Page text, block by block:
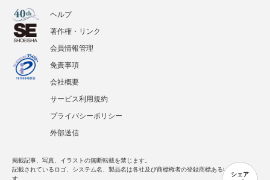
シェア
ヘルプ
著作権・リンク
会員情報管理
免責事項
会社概要
サービス利用規約
プライバシーポリシー
外部送信
掲載記事、写真、イラストの無断転載を禁じます。
記載されているロゴ、システム名、製品名は各社及び商標権者の登録商標あるいは商標で